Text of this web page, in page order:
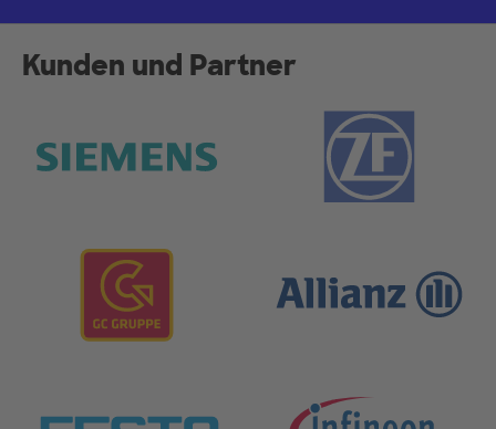
Kunden und Partner